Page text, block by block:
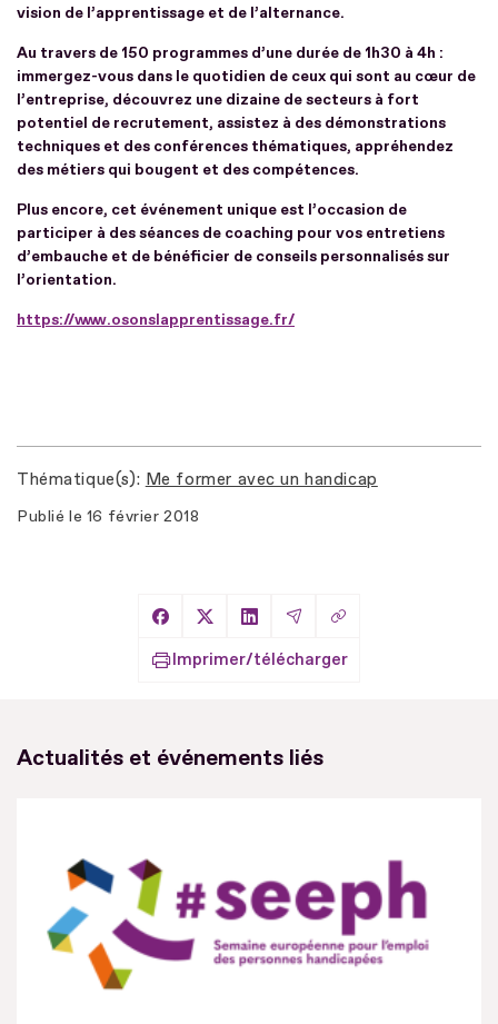
vision de l’apprentissage et de l’alternance.
Au travers de 150 programmes d’une durée de 1h30 à 4h :
immergez-vous dans le quotidien de ceux qui sont au cœur de
l’entreprise, découvrez une dizaine de secteurs à fort
potentiel de recrutement, assistez à des démonstrations
techniques et des conférences thématiques, appréhendez
des métiers qui bougent et des compétences.
Plus encore, cet événement unique est l’occasion de
participer à des séances de coaching pour vos entretiens
d’embauche et de bénéficier de conseils personnalisés sur
l’orientation.
https://www.osonslapprentissage.fr/
Thématique(s) Me former avec un handicap
Publié le 16 février 2018
Partager sur Facebook
Partager sur X
Partager sur LinkedIn
Partager par Email
Copier le lien
Imprimer/télécharger
Actualités et événements liés